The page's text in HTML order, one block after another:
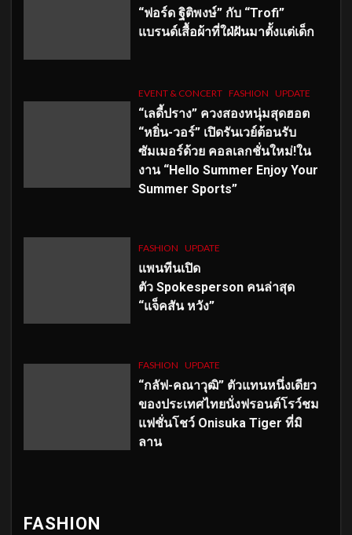
“ฟอร์ด ฐิติพงษ์” กับ “Trofi”
แบรนด์เสื้อผ้าที่ใฝ่ฝันมาตั้งแต่เด็ก
EVENT & CONCERT FASHION UPDATE
“เลดี้ปราง” ควงสองหนุ่มสุดฮอต
“หยิ่น-วอร์” เปิดรันเวย์ต้อนรับ
ซัมเมอร์ด้วย คอลเลกชั่นใหม่!ใน
งาน “Hello Summer Enjoy Your
Summer Sports”
FASHION UPDATE
แพนทีนเปิด
ตัว Spokesperson คนล่าสุด
“แจ็คสัน หวัง”
FASHION UPDATE
“กลัฟ-คณาวุฒิ” ตัวแทนหนึ่งเดียว
ของประเทศไทยนั่งฟรอนต์โรว์ชม
แฟชั่นโชว์ Onisuka Tiger ที่มิ
ลาน
FASHION